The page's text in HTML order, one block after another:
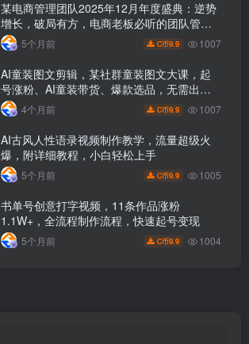
某电商管理团队2025年12月年度盛典：逆势
增长，破局有方，电商老板必听的团队管理
课
5个月前 C币9.9 1007
AI童装图文剪辑，某社群童装图文大课，起
号涨粉、AI童装带货、爆款选品，无需出镜
和拍摄4个月前 C币9.9 1007
AI古风人性语录视频制作教学，流量超级火
爆，附详细教程，小白轻松上手
5个月前 C币9.9 1005
书单号创意打字视频，11条作品涨粉
1.1W+，全流程制作流程，快速起号变现
5个月前 C币9.9 1004